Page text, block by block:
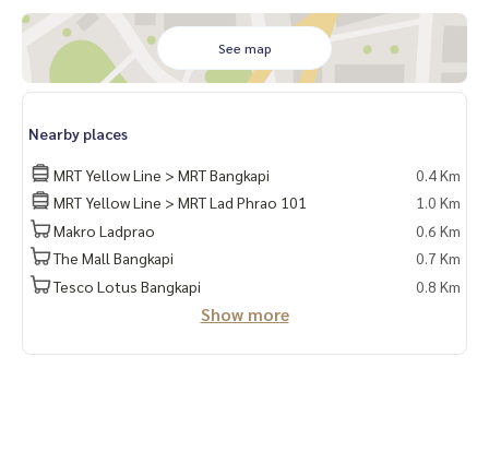
-ทีวี
-ตู้เย็น
-ไมโครเวฟ
-เครื่องทำน้ำอุ่น
See map
Nearby places
MRT Yellow Line > MRT Bangkapi
0.4 Km
MRT Yellow Line > MRT Lad Phrao 101
1.0 Km
Makro Ladprao
0.6 Km
The Mall Bangkapi
0.7 Km
Tesco Lotus Bangkapi
0.8 Km
Show more